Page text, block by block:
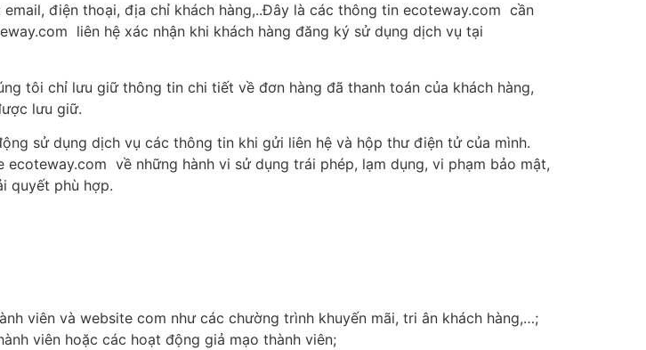
email, điện thoại, địa chỉ khách hàng,..Đây là các thông tin ecoteway.com cần
liên hệ xác nhận khi khách hàng đăng ký sử dụng dịch vụ tại
tôi chỉ lưu giữ thông tin chi tiết về đơn hàng đã thanh toán của khách hàng,
lưu giữ.
sử dụng dịch vụ các thông tin khi gửi liên hệ và hộp thư điện tử của mình.
về những hành vi sử dụng trái phép, lạm dụng, vi phạm bảo mật,
quyết phù hợp.
viên và website com như các chường trình khuyến mãi, tri ân khách hàng,…;
viên hoặc các hoạt động giả mạo thành viên;